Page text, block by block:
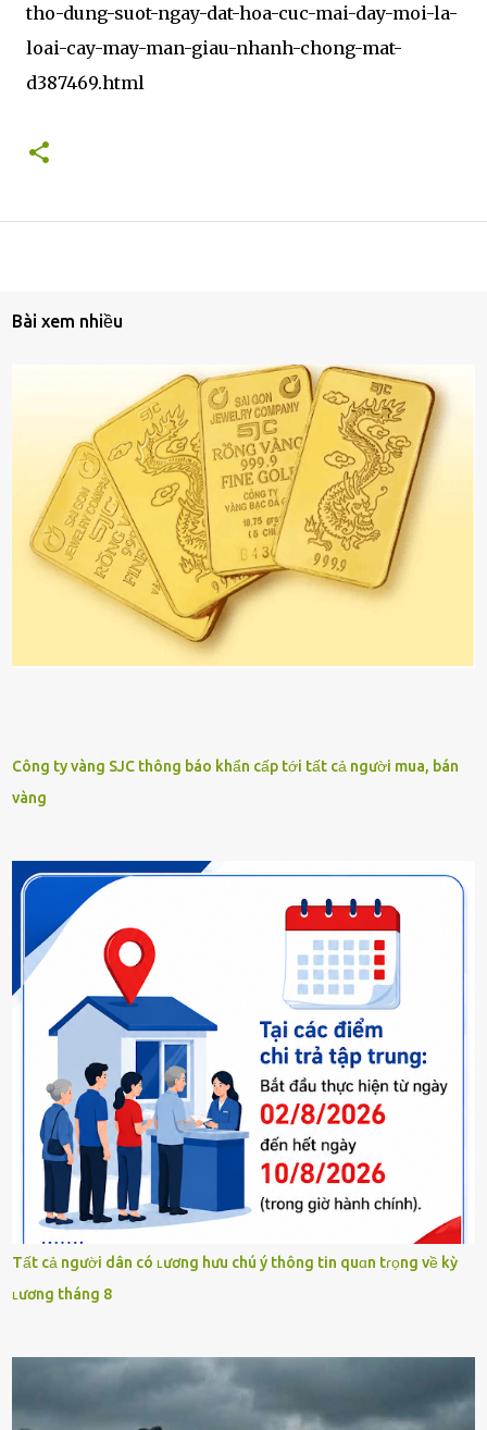
tho-dung-suot-ngay-dat-hoa-cuc-mai-day-moi-la-
loai-cay-may-man-giau-nhanh-chong-mat-
d387469.html
Bài xem nhiều
Công ty vàng SJC thông báo khẩn cấp tới tất cả người mua, bán
vàng
Tất cả người dân có ʟương hưu chú ý thông tin quɑn tɾọng về kỳ
ʟương tháng 8